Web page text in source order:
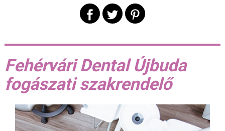
Fehérvári Dental Újbuda
fogászati szakrendelő